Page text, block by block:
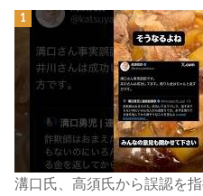
溝口氏、高須氏から誤認を